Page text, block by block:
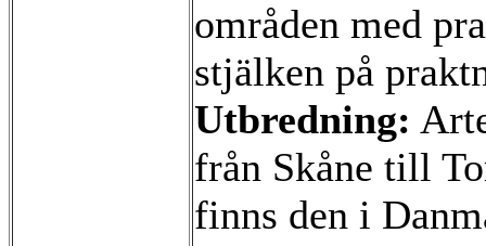
områden med
stjälken på
Utbredning:
från Skåne till
finns den i